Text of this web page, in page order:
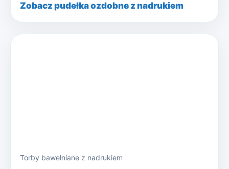
Zobacz pudełka ozdobne z nadrukiem
Torby bawełniane z nadrukiem